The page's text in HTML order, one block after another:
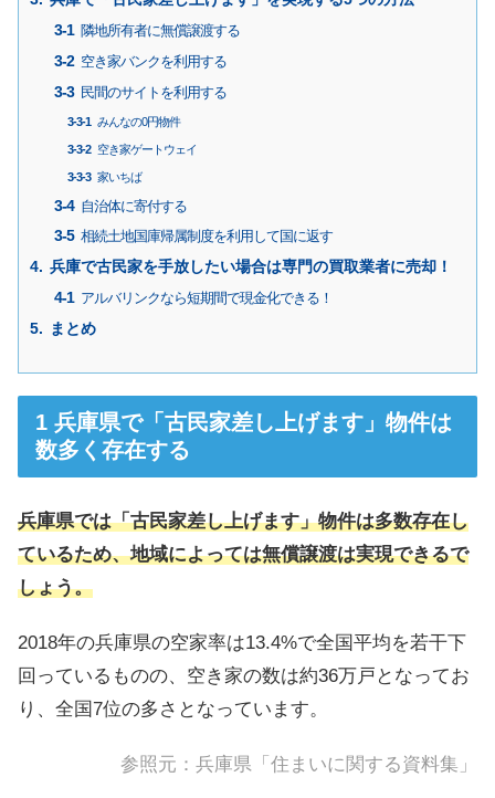
隣地所有者に無償譲渡する
空き家バンクを利用する
民間のサイトを利用する
みんなの0円物件
空き家ゲートウェイ
家いちば
自治体に寄付する
相続土地国庫帰属制度を利用して国に返す
兵庫で古民家を手放したい場合は専門の買取業者に売却！
アルバリンクなら短期間で現金化できる！
まとめ
兵庫県で「古民家差し上げます」物件は
数多く存在する
兵庫県では「古民家差し上げます」物件は多数存在し
ているため、地域によっては無償譲渡は実現できるで
しょう。
2018年の兵庫県の空家率は13.4%で全国平均を若干下
回っているものの、空き家の数は約36万戸となってお
り、全国7位の多さとなっています。
参照元： 兵庫県「住まいに関する資料集」